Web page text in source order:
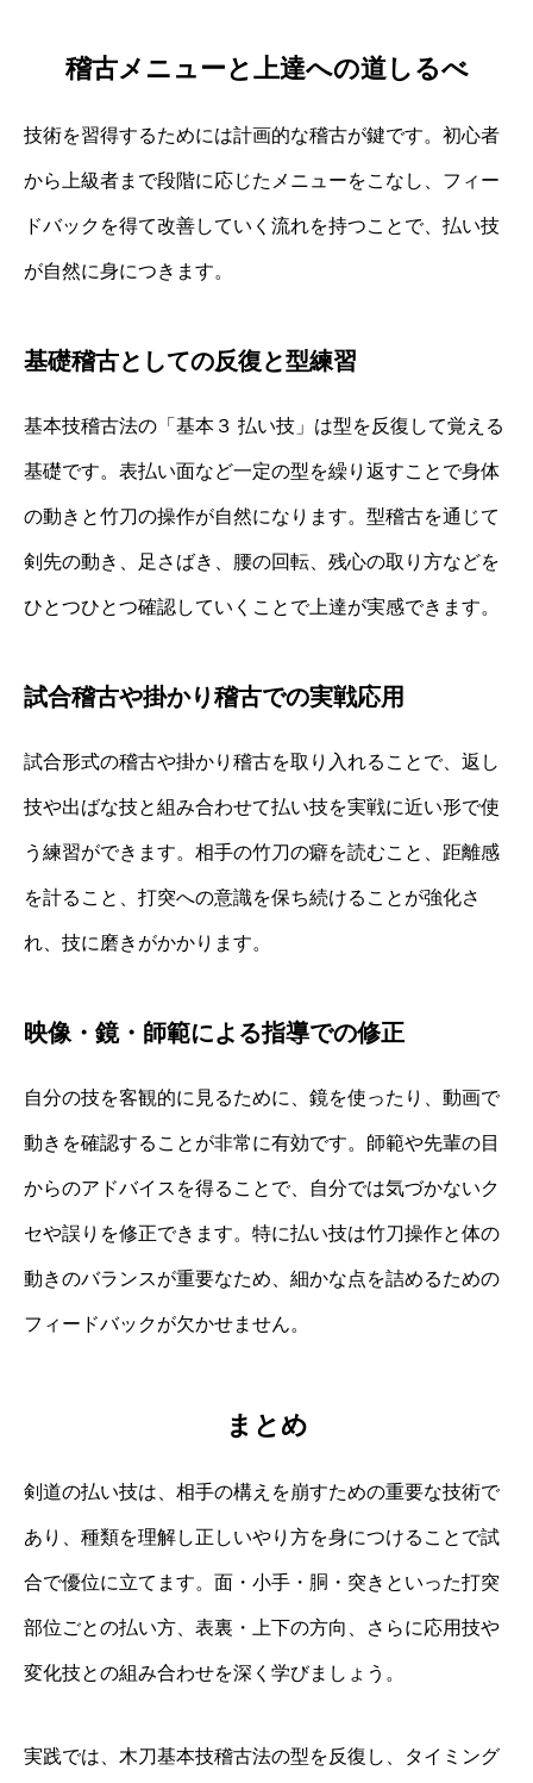
稽古メニューと上達への道しるべ
技術を習得するためには計画的な稽古が鍵です。初心者
から上級者まで段階に応じたメニューをこなし、フィー
ドバックを得て改善していく流れを持つことで、払い技
が自然に身につきます。
基礎稽古としての反復と型練習
基本技稽古法の「基本３ 払い技」は型を反復して覚える
基礎です。表払い面など一定の型を繰り返すことで身体
の動きと竹刀の操作が自然になります。型稽古を通じて
剣先の動き、足さばき、腰の回転、残心の取り方などを
ひとつひとつ確認していくことで上達が実感できます。
試合稽古や掛かり稽古での実戦応用
試合形式の稽古や掛かり稽古を取り入れることで、返し
技や出ばな技と組み合わせて払い技を実戦に近い形で使
う練習ができます。相手の竹刀の癖を読むこと、距離感
を計ること、打突への意識を保ち続けることが強化さ
れ、技に磨きがかかります。
映像・鏡・師範による指導での修正
自分の技を客観的に見るために、鏡を使ったり、動画で
動きを確認することが非常に有効です。師範や先輩の目
からのアドバイスを得ることで、自分では気づかないク
セや誤りを修正できます。特に払い技は竹刀操作と体の
動きのバランスが重要なため、細かな点を詰めるための
フィードバックが欠かせません。
まとめ
剣道の払い技は、相手の構えを崩すための重要な技術で
あり、種類を理解し正しいやり方を身につけることで試
合で優位に立てます。面・小手・胴・突きといった打突
部位ごとの払い方、表裏・上下の方向、さらに応用技や
変化技との組み合わせを深く学びましょう。
実践では、木刀基本技稽古法の型を反復し、タイミング